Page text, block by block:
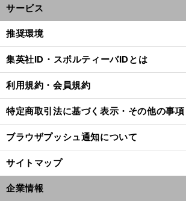
サービス
推奨環境
集英社ID・スポルティーバIDとは
利用規約・会員規約
特定商取引法に基づく表示・その他の事項
ブラウザプッシュ通知について
サイトマップ
企業情報